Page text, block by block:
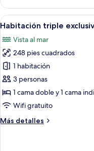
individuales
exclusiva
con
1
matrimonial
o
individuales
Abrir
todas
las
fotos
de
Habitación
triple
exclusiva
7
Habitación triple
Vista al mar
248 pies cuadrados
1 habitación
3 personas
1 cama doble y 1 cama
Wifi gratuito
Más detalles
Más